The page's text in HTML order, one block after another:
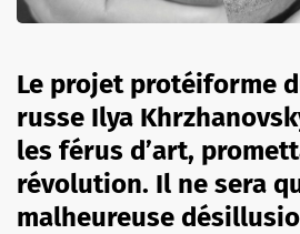
Le projet protéiforme
russe Ilya
les férus d’art,
révolution. Il ne sera
malheureuse